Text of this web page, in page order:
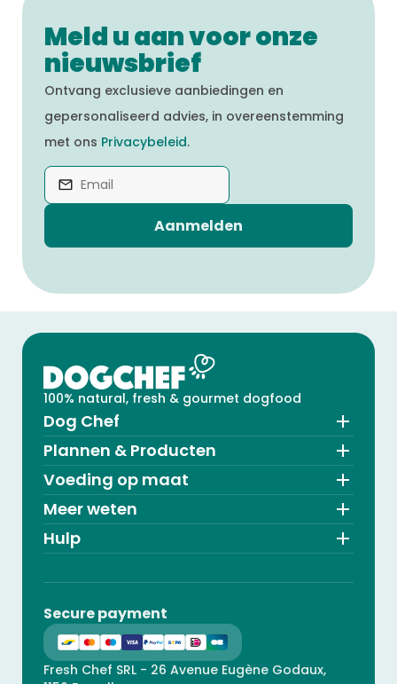
Meld u aan voor onze
nieuwsbrief
Ontvang exclusieve aanbiedingen en
gepersonaliseerd advies, in overeenstemming
met ons Privacybeleid.
Aanmelden
100% natural, fresh & gourmet dogfood
Dog Chef
Plannen & Producten
Voeding op maat
Meer weten
Hulp
Secure payment
Fresh Chef SRL - 26 Avenue Eugène Godaux,